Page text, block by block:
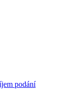
podání